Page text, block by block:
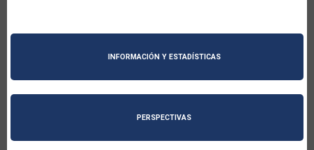
INFORMACIÓN Y ESTADÍSTICAS
PERSPECTIVAS